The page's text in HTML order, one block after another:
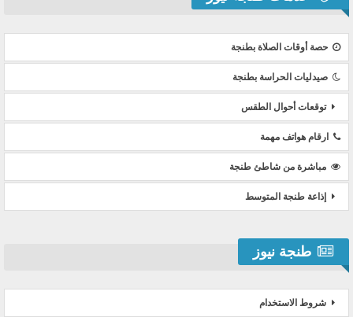
حصة أوقات الصلاة بطنجة
صيدليات الحراسة بطنجة
توقعات أحوال الطقس
ارقام هواتف مهمة
مباشرة من شاطئ طنجة
إذاعة طنجة المتوسط
طنجة نيوز
شروط الاستخدام